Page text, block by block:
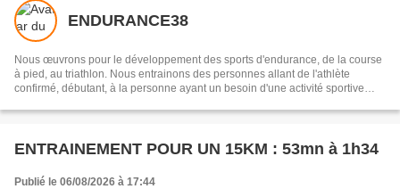
ENDURANCE38
Nous œuvrons pour le développement des sports d'endurance, de la course
à pied, au triathlon. Nous entrainons des personnes allant de l'athlète
confirmé, débutant, à la personne ayant un besoin d'une activité sportive
droits d'auteurs; Selon l'article L. 123-1 du CPI)
ENTRAINEMENT POUR UN 15KM : 53mn à 1h34
Publié le 06/08/2026 à 17:44